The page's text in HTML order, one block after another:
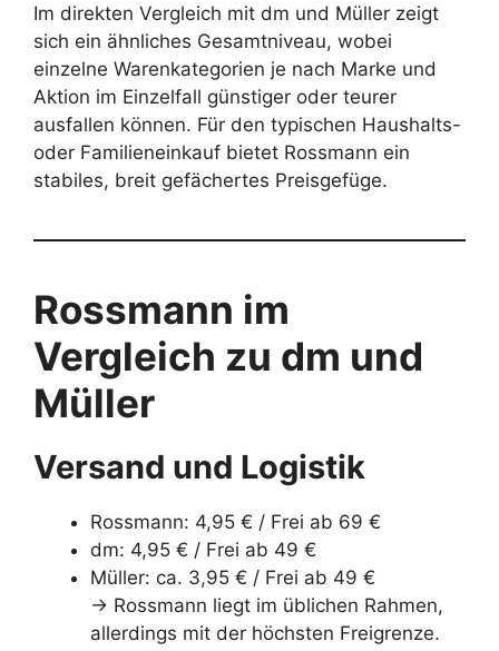
Im direkten Vergleich mit dm und Müller zeigt
sich ein ähnliches Gesamtniveau, wobei
einzelne Warenkategorien je nach Marke und
Aktion im Einzelfall günstiger oder teurer
ausfallen können. Für den typischen Haushalts-
oder Familieneinkauf bietet Rossmann ein
stabiles, breit gefächertes Preisgefüge.
Rossmann im
Vergleich zu dm und
Müller
Versand und Logistik
Rossmann: 4,95 € / Frei ab 69 €
dm: 4,95 € / Frei ab 49 €
Müller: ca. 3,95 € / Frei ab 49 €
→ Rossmann liegt im üblichen Rahmen,
allerdings mit der höchsten Freigrenze.